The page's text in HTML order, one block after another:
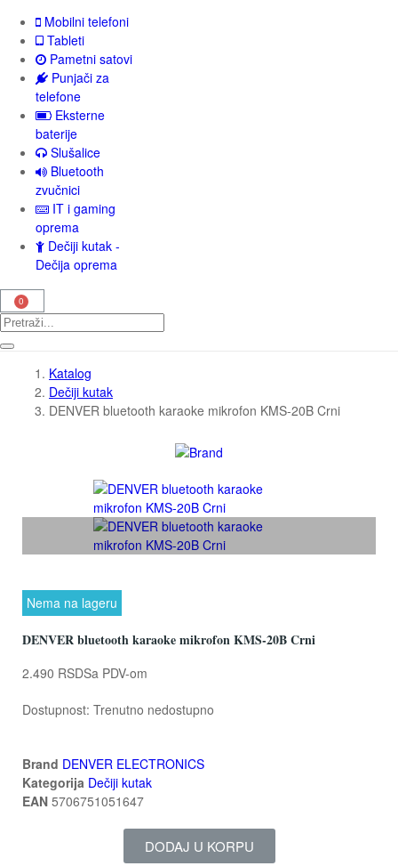
Mobilni telefoni
Tableti
Pametni satovi
Punjači za
telefone
Eksterne
baterije
Slušalice
Bluetooth
zvučnici
IT i gaming
oprema
Dečiji kutak -
Dečija oprema
Katalog
Dečiji kutak
DENVER bluetooth karaoke mikrofon KMS-20B Crni
Nema na lageru
DENVER bluetooth karaoke mikrofon KMS-20B Crni
2.490 RSDSa PDV-om
Dostupnost: Trenutno nedostupno
Brand DENVER ELECTRONICS
Kategorija Dečiji kutak
EAN 5706751051647
DODAJ U KORPU